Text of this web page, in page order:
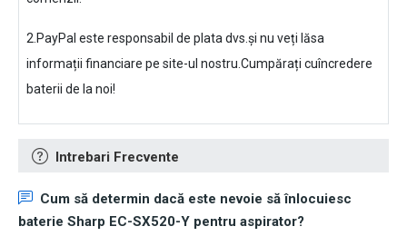
2.PayPal este responsabil de plata dvs.și nu veți lăsa
informații financiare pe site-ul nostru.Cumpărați cuîncredere
baterii de la noi!
Intrebari Frecvente
Cum să determin dacă este nevoie să înlocuiesc
baterie Sharp EC-SX520-Y pentru aspirator?